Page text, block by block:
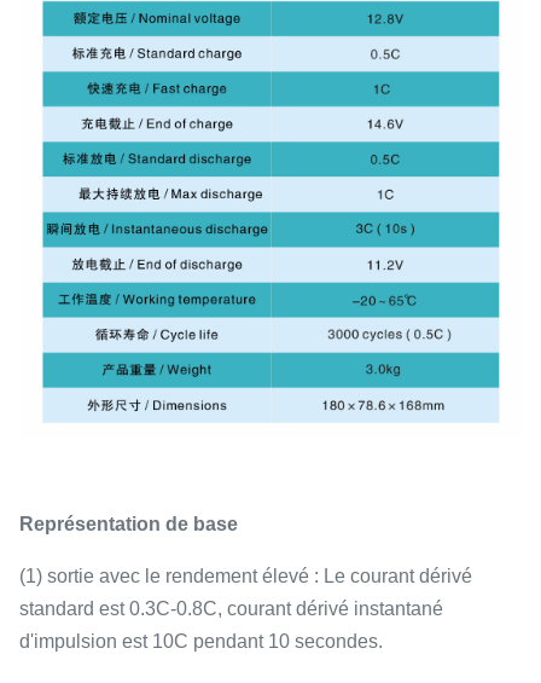
Représentation de base
(1) sortie avec le rendement élevé : Le courant dérivé
standard est 0.3C-0.8C, courant dérivé instantané
d'impulsion est 10C pendant 10 secondes.